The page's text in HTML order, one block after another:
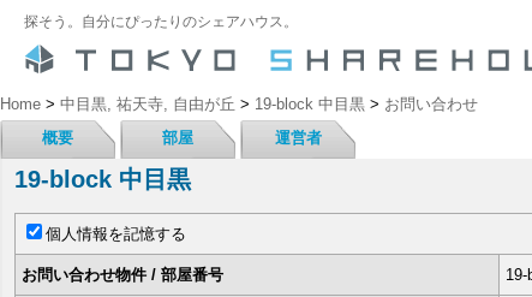
探そう。自分にぴったりのシェアハウス。
Home > 中目黒, 祐天寺, 自由が丘 > 19-block 中目黒 > お問い合わせ
概要
部屋 運営者
19-block 中目黒
個人情報を記憶する
お問い合わせ物件 / 部屋番号